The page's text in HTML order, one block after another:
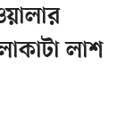
লাশ